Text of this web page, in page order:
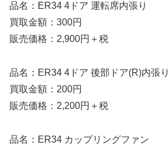
品名：ER34 4ドア 運転席内張り
買取金額：300円
販売価格：2,900円＋税
品名：ER34 4ドア 後部ドア(R)内張り
買取金額：200円
販売価格：2,200円＋税
品名：ER34 カップリングファン